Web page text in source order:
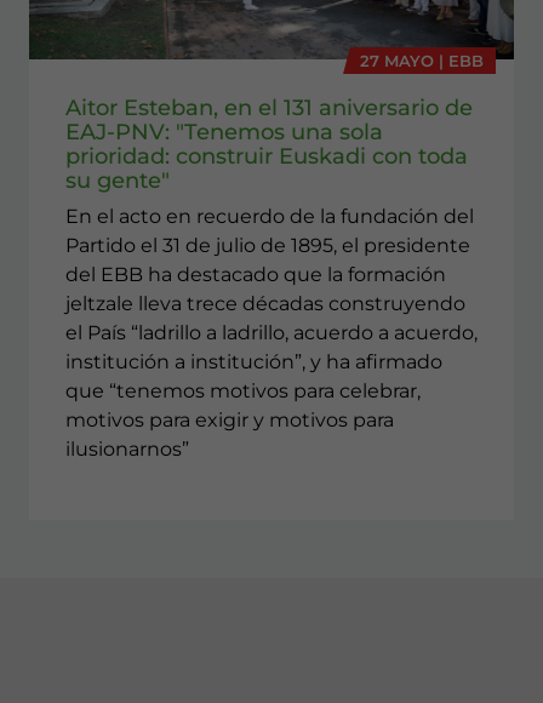
27 MAYO | EBB
Aitor Esteban, en el 131 aniversario de
EAJ-PNV: "Tenemos una sola
prioridad: construir Euskadi con toda
su gente"
En el acto en recuerdo de la fundación del
Partido el 31 de julio de 1895, el presidente
del EBB ha destacado que la formación
jeltzale lleva trece décadas construyendo
el País “ladrillo a ladrillo, acuerdo a acuerdo,
institución a institución”, y ha afirmado
que “tenemos motivos para celebrar,
motivos para exigir y motivos para
ilusionarnos”